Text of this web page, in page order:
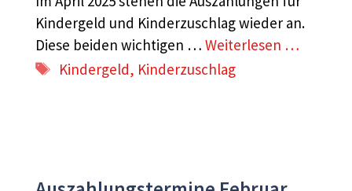
Kindergeld und Kinderzuschlag wieder an.
Diese beiden wichtigen … Weiterlesen …
Schlagwörter
Kindergeld, Kinderzuschlag